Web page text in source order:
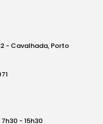
- Cavalhada, Porto
7h30 - 15h30